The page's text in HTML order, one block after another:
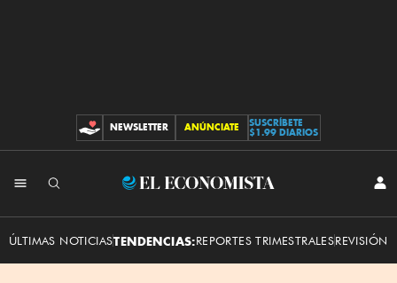
CONTRIBUCIONES
NEWSLETTER ANÚNCIATE
SUSCRÍBETE
$1.99 DIARIOS
El
ÚLTIMAS NOTICIASTENDENCIAS:REPORTES TRIMESTRALESREVISIÓN